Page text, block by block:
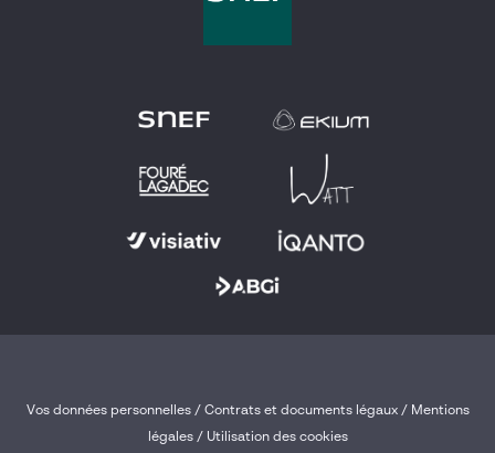
Vos données personnelles/ Contrats et documents légaux/ Mentions
légales / Utilisation des cookies